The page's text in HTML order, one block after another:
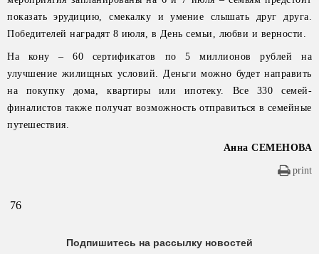
показать эрудицию, смекалку и умение слышать друг друга.
Победителей наградят 8 июля, в День семьи, любви и верности.
На кону – 60 сертификатов по 5 миллионов рублей на
улучшение жилищных условий. Деньги можно будет направить
на покупку дома, квартиры или ипотеку. Все 330 семей-
финалистов также получат возможность отправиться в семейные
путешествия.
Анна СЕМЕНОВА
print
76
Подпишитесь на рассылку новостей